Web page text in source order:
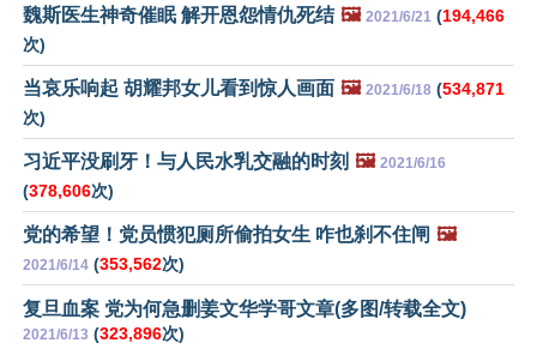
魏斯医生神奇催眠 解开恩怨情仇死结 🖼️ 2021/6/21 (194,466
次)
当哀乐响起 胡耀邦女儿看到惊人画面 🖼️ 2021/6/18 (534,871
次)
习近平没刷牙！与人民水乳交融的时刻 🖼️ 2021/6/16
(378,606次)
党的希望！党员惯犯厕所偷拍女生 咋也刹不住闸 🖼️
2021/6/14 (353,562次)
复旦血案 党为何急删姜文华学哥文章(多图/转载全文)
2021/6/13 (323,896次)